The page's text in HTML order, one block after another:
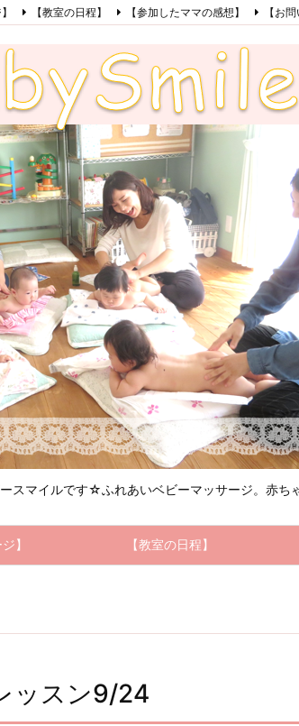
スマイルです☆ふれあいベビーマッサージ。赤
】 【教室の日程】
【教室の日程】 【参加したママの感想】 【お
ッスン9/24